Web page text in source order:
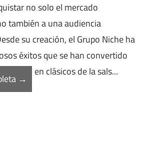
no solo el mercado
también a una audiencia
su creación, el Grupo Niche ha
éxitos que se han convertido
en clásicos de la sals...
→